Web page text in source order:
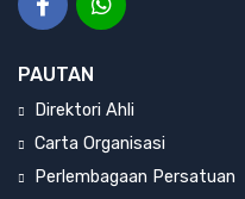
PAUTAN
Direktori Ahli
Carta Organisasi
Perlembagaan Persatuan